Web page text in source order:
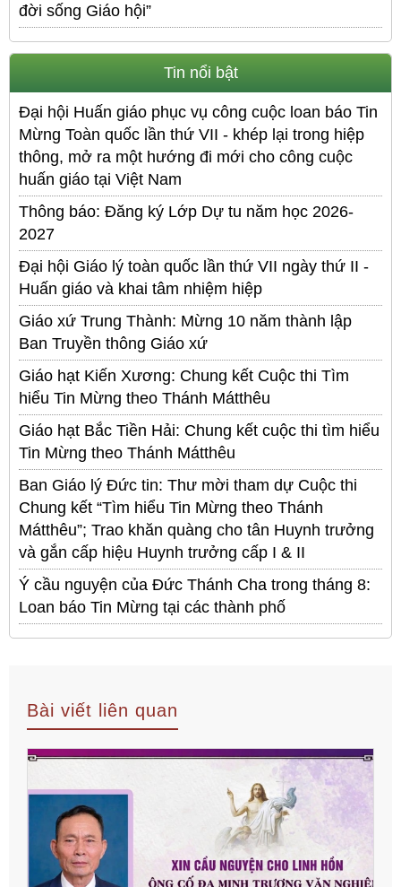
đời sống Giáo hội”
Tin nổi bật
Đại hội Huấn giáo phục vụ công cuộc loan báo Tin
Mừng Toàn quốc lần thứ VII - khép lại trong hiệp
thông, mở ra một hướng đi mới cho công cuộc
huấn giáo tại Việt Nam
Thông báo: Đăng ký Lớp Dự tu năm học 2026-
2027
Đại hội Giáo lý toàn quốc lần thứ VII ngày thứ II -
Huấn giáo và khai tâm nhiệm hiệp
Giáo xứ Trung Thành: Mừng 10 năm thành lập
Ban Truyền thông Giáo xứ
Giáo hạt Kiến Xương: Chung kết Cuộc thi Tìm
hiểu Tin Mừng theo Thánh Mátthêu
Giáo hạt Bắc Tiền Hải: Chung kết cuộc thi tìm hiểu
Tin Mừng theo Thánh Mátthêu
Ban Giáo lý Đức tin: Thư mời tham dự Cuộc thi
Chung kết “Tìm hiểu Tin Mừng theo Thánh
Mátthêu”; Trao khăn quàng cho tân Huynh trưởng
và gắn cấp hiệu Huynh trưởng cấp I & II
Ý cầu nguyện của Đức Thánh Cha trong tháng 8:
Loan báo Tin Mừng tại các thành phố
Bài viết liên quan